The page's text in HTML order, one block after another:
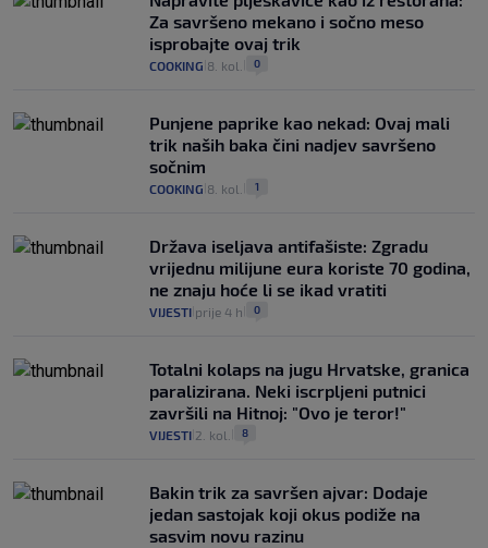
Za savršeno mekano i sočno meso
isprobajte ovaj trik
COOKING 8. kol. 0
Punjene paprike kao nekad: Ovaj mali
trik naših baka čini nadjev savršeno
sočnim
COOKING 8. kol. 1
Država iseljava antifašiste: Zgradu
vrijednu milijune eura koriste 70 godina,
ne znaju hoće li se ikad vratiti
VIJESTI prije 4 h 0
Totalni kolaps na jugu Hrvatske, granica
paralizirana. Neki iscrpljeni putnici
završili na Hitnoj: "Ovo je teror!"
VIJESTI 2. kol. 8
Bakin trik za savršen ajvar: Dodaje
jedan sastojak koji okus podiže na
sasvim novu razinu